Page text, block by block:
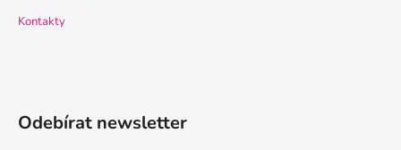
Kontakty
Odebírat newsletter